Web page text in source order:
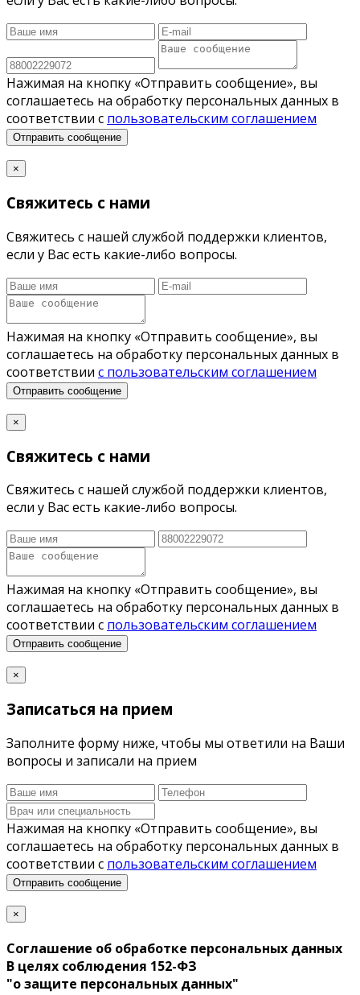
Нажимая на кнопку «Отправить сообщение», вы
соглашаетесь на обработку персональных данных в
соответствии с пользовательским соглашением
Отправить сообщение
×
Свяжитесь с нами
Свяжитесь с нашей службой поддержки клиентов,
если у Вас есть какие-либо вопросы.
Нажимая на кнопку «Отправить сообщение», вы
соглашаетесь на обработку персональных данных в
соответствии с пользовательским соглашением
Отправить сообщение
×
Свяжитесь с нами
Свяжитесь с нашей службой поддержки клиентов,
если у Вас есть какие-либо вопросы.
Нажимая на кнопку «Отправить сообщение», вы
соглашаетесь на обработку персональных данных в
соответствии с пользовательским соглашением
Отправить сообщение
×
Записаться на прием
Заполните форму ниже, чтобы мы ответили на Ваши
вопросы и записали на прием
Нажимая на кнопку «Отправить сообщение», вы
соглашаетесь на обработку персональных данных в
соответствии с пользовательским соглашением
Отправить сообщение
×
Соглашение об обработке персональных данных
В целях соблюдения 152-ФЗ
"о защите персональных данных"